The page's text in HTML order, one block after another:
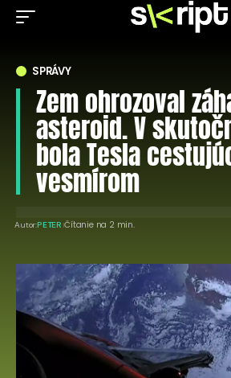
SPRÁVY
Zem ohrozoval
asteroid. V
bola Tesla
vesmírom
Autor:PETER Čítanie na 2 min.